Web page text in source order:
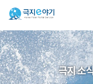
극지 소